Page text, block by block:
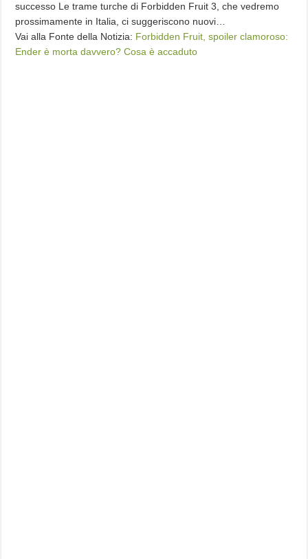
successo Le trame turche di Forbidden Fruit 3, che vedremo
prossimamente in Italia, ci suggeriscono nuovi…
Vai alla Fonte della Notizia: Forbidden Fruit, spoiler clamoroso:
Ender è morta davvero? Cosa è accaduto